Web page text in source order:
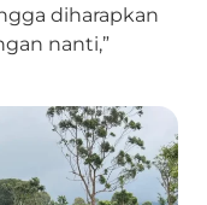
diharapkan
nanti,”